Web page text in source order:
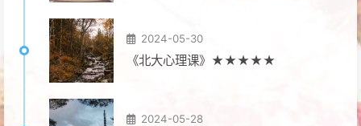
2024-05-30
《北大心理课》★★★★★
2024-05-28